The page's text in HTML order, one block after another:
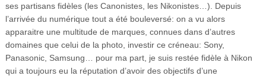
ses partisans fidèles (les Canonistes, les Nikonistes…). Depuis
l’arrivée du numérique tout a été bouleversé: on a vu alors
apparaitre une multitude de marques, connues dans d’autres
domaines que celui de la photo, investir ce créneau: Sony,
Panasonic, Samsung… pour ma part, je suis restée fidèle à Nikon
qui a toujours eu la réputation d’avoir des objectifs d’une